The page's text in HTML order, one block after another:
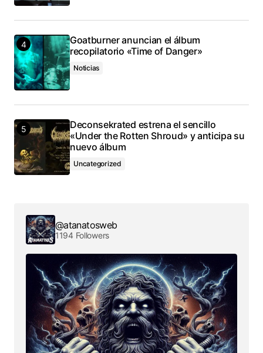
Goatburner anuncian el álbum
recopilatorio «Time of Danger»
Noticias
Deconsekrated estrena el sencillo
«Under the Rotten Shroud» y anticipa su
nuevo álbum
Uncategorized
@atanatosweb
1194 Followers